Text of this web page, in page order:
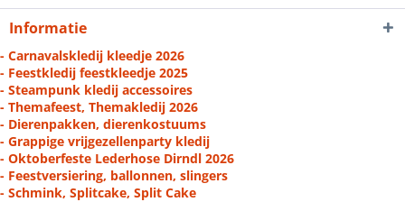
Informatie
- Carnavalskledij kleedje 2026
- Feestkledij feestkleedje 2025
- Steampunk kledij accessoires
- Themafeest, Themakledij 2026
- Dierenpakken, dierenkostuums
- Grappige vrijgezellenparty kledij
- Oktoberfeste Lederhose Dirndl 2026
- Feestversiering, ballonnen, slingers
- Schmink, Splitcake, Split Cake